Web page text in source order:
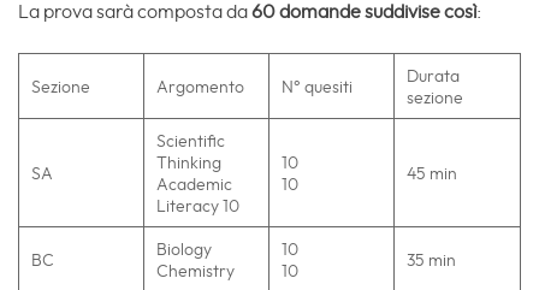
La prova sarà composta da60 domande suddivise così:
Sezione Argomento N° quesiti
Durata
sezione
SA
Scientific
Thinking
Academic
Literacy 10
10
10
45 min
BC
Biology
Chemistry
10
10
35 min